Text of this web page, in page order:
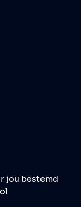
jou bestemd